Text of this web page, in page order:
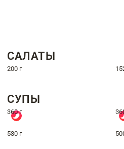
САЛАТЫ
200 г
СУПЫ
360 г
530 г